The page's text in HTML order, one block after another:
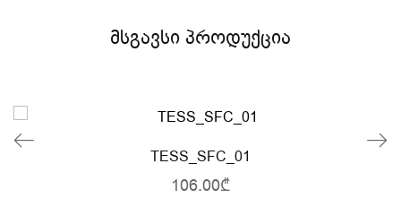
მსგავსი პროდუქცია
TESS_SFC_01
106.00₾